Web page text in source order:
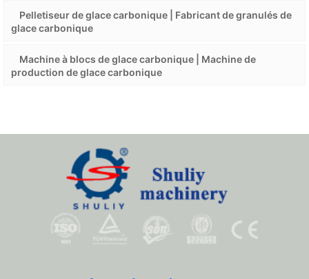
Pelletiseur de glace carbonique | Fabricant de granulés de
glace carbonique
Machine à blocs de glace carbonique | Machine de
production de glace carbonique